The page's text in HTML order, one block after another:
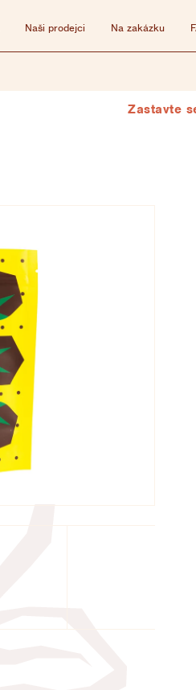
Naši prodejci Na zakázku
Zastavte